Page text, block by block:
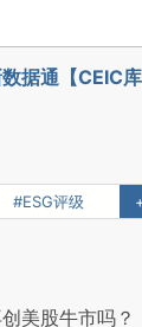
据通【CEIC库
#ESG评级
美股牛市吗？